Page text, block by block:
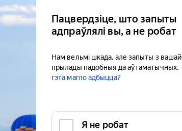
Пацвердзіце, што запыты
адпраўлялі вы, а не робат
Нам вельмі шкада, але запыты з вашай
прылады падобныя да аўтаматычных.
гэта магло адбыцца?
Я не робат